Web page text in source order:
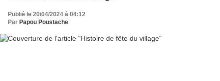
Publié le 20/04/2024 à 04:12
Par Papou Poustache